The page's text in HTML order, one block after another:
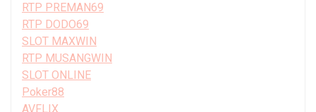
RTP PREMAN69
RTP DODO69
SLOT MAXWIN
RTP MUSANGWIN
SLOT ONLINE
Poker88
AVFLIX